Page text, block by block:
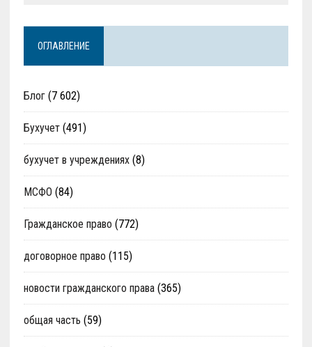
ОГЛАВЛЕНИЕ
Блог(7 602)
Бухучет(491)
бухучет в учреждениях(8)
МСФО (84)
Гражданское право (772)
договорное право (115)
новости гражданского права(365)
общая часть (59)